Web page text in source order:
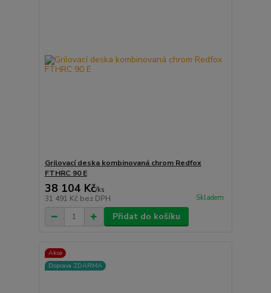
Grilovací deska kombinovaná chrom Redfox
FTHRC 90 E
38 104 Kč/ks
31 491 Kč bez DPH Skladem
Přidat do košíku
Akce
Doprava ZDARMA